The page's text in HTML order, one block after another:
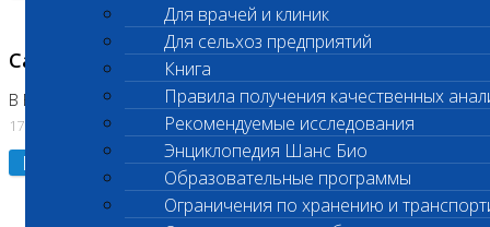
Для врачей и клиник
Для сельхоз предприятий
Книга
Правила получения качественных
Рекомендуемые исследования
Энциклопедия Шанс Био
Образовательные программы
Ограничения по хранению и
Санитарный день
В Бутово
17.07.2026
Подробнее